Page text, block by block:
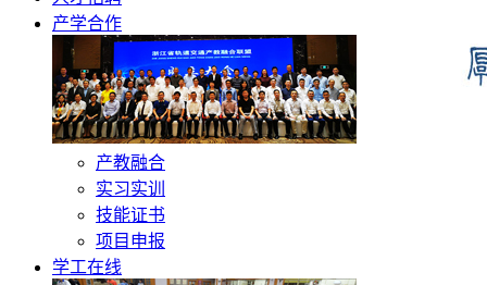
产学合作
产教融合
实习实训
技能证书
项目申报
学工在线